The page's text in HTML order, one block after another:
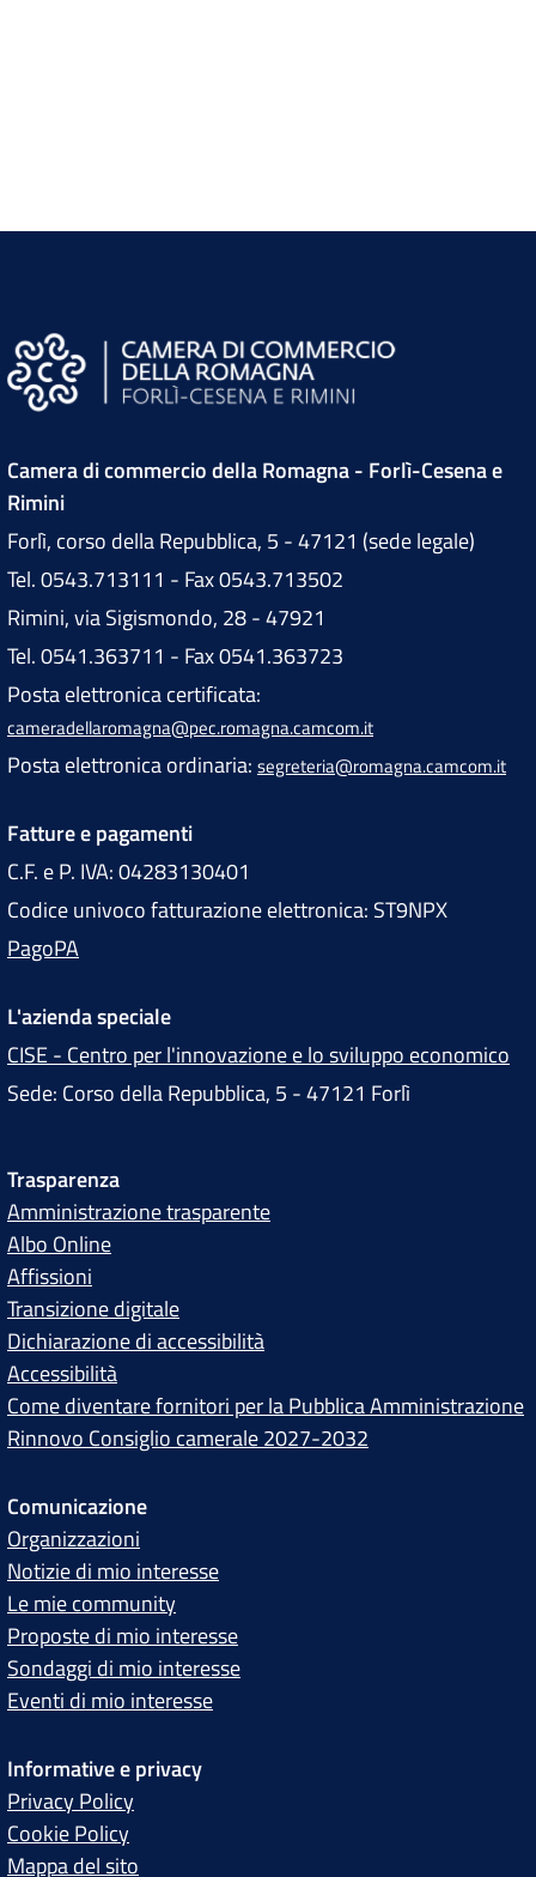
Camera di commercio della Romagna - Forlì-Cesena e
Rimini
Forlì, corso della Repubblica, 5 - 47121 (sede legale)
Tel. 0543.713111 - Fax 0543.713502
Rimini, via Sigismondo, 28 - 47921
Tel. 0541.363711 - Fax 0541.363723
Posta elettronica certificata:
cameradellaromagna@pec.romagna.camcom.it
Posta elettronica ordinaria: segreteria@romagna.camcom.it
Fatture e pagamenti
C.F. e P. IVA: 04283130401
Codice univoco fatturazione elettronica: ST9NPX
PagoPA
L'azienda speciale
CISE - Centro per l'innovazione e lo sviluppo economico
Sede: Corso della Repubblica, 5 - 47121 Forlì
Trasparenza
Amministrazione trasparente
Albo Online
Affissioni
Transizione digitale
Dichiarazione di accessibilità
Accessibilità
Come diventare fornitori per la Pubblica Amministrazione
Rinnovo Consiglio camerale 2027-2032
Comunicazione
Organizzazioni
Notizie di mio interesse
Le mie community
Proposte di mio interesse
Sondaggi di mio interesse
Eventi di mio interesse
Informative e privacy
Privacy Policy
Cookie Policy
Mappa del sito